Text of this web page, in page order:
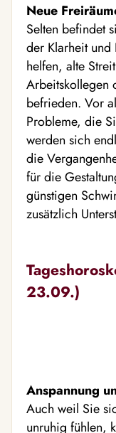
Neue
Selten befindet
der Klarheit und
helfen, alte
Arbeitskollegen
befrieden. Vor
Probleme, die
werden sich
die
für die
günstigen
zusätzlich
23.09.)
Anspannung
Auch weil Sie
unruhig fühlen,